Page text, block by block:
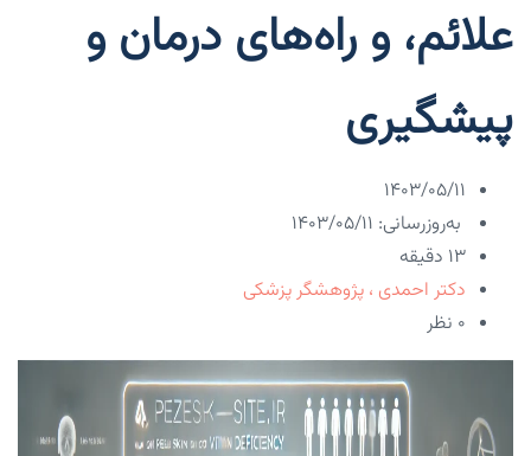
علائم، و راه‌های درمان و
پیشگیری
۱۴۰۳/۰۵/۱۱
به‌روزرسانی: ۱۴۰۳/۰۵/۱۱
13 دقیقه
دکتر احمدی ، پژوهشگر پزشکی
۰ نظر